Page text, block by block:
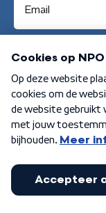
Algemene